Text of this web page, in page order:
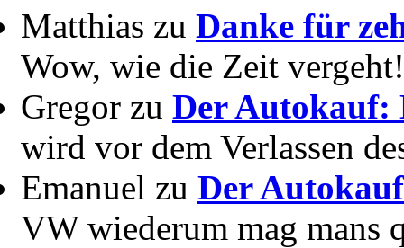
Matthias zu Danke für
Wow, wie die Zeit
Gregor zu Der Autokauf:
wird vor dem Verlassen
Emanuel zu Der
VW wiederum mag mans